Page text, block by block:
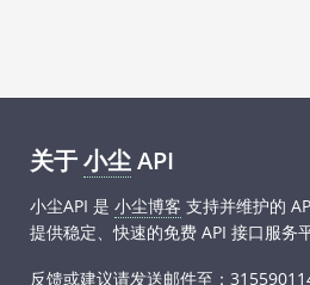
关于小尘API
小尘API 是 小尘博客 支持并维护的
提供稳定、快速的免费 API 接口服务平
反馈或建议请发送邮件至：